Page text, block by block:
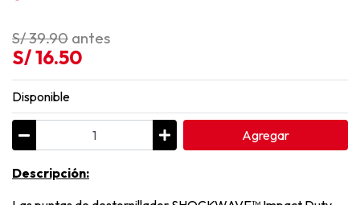
S/ 39.90 antes
S/ 16.50
Disponible
Agregar
Descripción: